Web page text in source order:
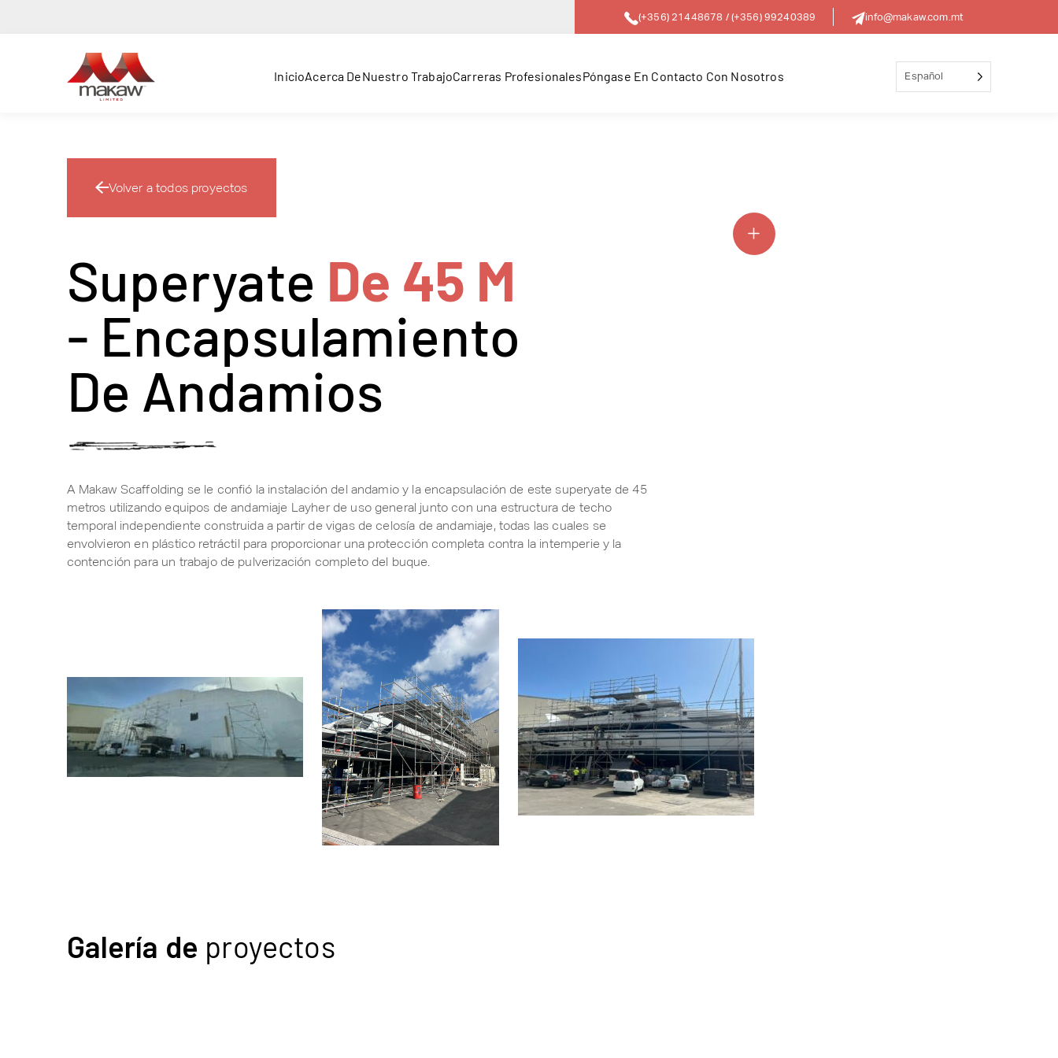
(+356) 21448678 / (+356) 99240389 info@makaw.com.mt
InicioAcerca DeNuestro TrabajoCarreras ProfesionalesPóngase En Contacto Con Nosotros Español
Volver a todos proyectos
Superyate De 45 M
- Encapsulamiento
De Andamios
A Makaw Scaffolding se le confió la instalación del andamio y la encapsulación de este superyate de 45
metros utilizando equipos de andamiaje Layher de uso general junto con una estructura de techo
temporal independiente construida a partir de vigas de celosía de andamiaje, todas las cuales se
envolvieron en plástico retráctil para proporcionar una protección completa contra la intemperie y la
contención para un trabajo de pulverización completo del buque.
Galería de proyectos